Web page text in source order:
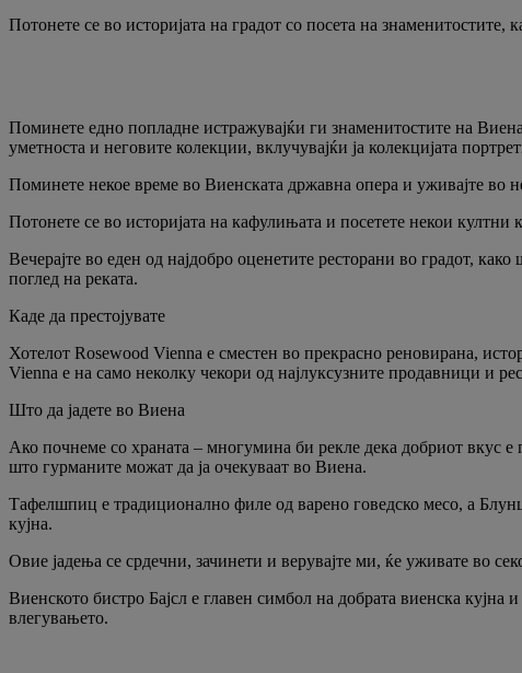
Потонете се во историјата на градот со посета на
Поминете едно попладне истражувајќи ги знаменитостите на
уметноста и неговите колекции, вклучувајќи ја колекцијата
Поминете некое време во Виенската државна опера и уживајте во
Потонете се во историјата на кафулињата и посетете некои
Вечерајте во еден од најдобро оценетите ресторани во градот,
поглед на реката.
Каде да престојувате
Хотелот Rosewood Vienna е сместен во прекрасно реновирана,
Vienna е на само неколку чекори од најлуксузните продавници и
Што да јадете во Виена
Ако почнеме со храната – многумина би рекле дека добриот вкус
што гурманите можат да ја очекуваат во Виена.
Тафелшпиц е традиционално филе од варено говедско месо, а
кујна.
Овие јадења се срдечни, зачинети и верувајте ми, ќе уживате во
Виенското бистро Бајсл е главен симбол на добрата виенска
влегувањето.